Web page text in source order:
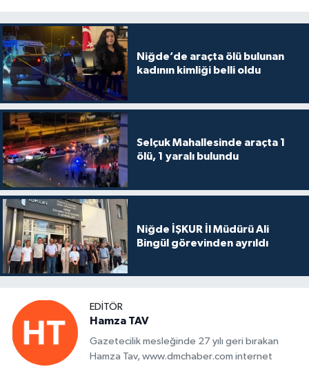
Niğde’de araçta ölü bulunan
kadının kimliği belli oldu
Selçuk Mahallesinde araçta 1
ölü, 1 yaralı bulundu
Niğde İŞKUR İl Müdürü Ali
Bingül görevinden ayrıldı
EDITÖR
Hamza TAV
Gazetecilik mesleğinde 27 yılı geri bırakan
Hamza Tav, www.dmchaber.com internet